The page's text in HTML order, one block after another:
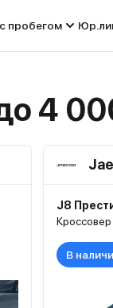
пробегом
4
J8
В